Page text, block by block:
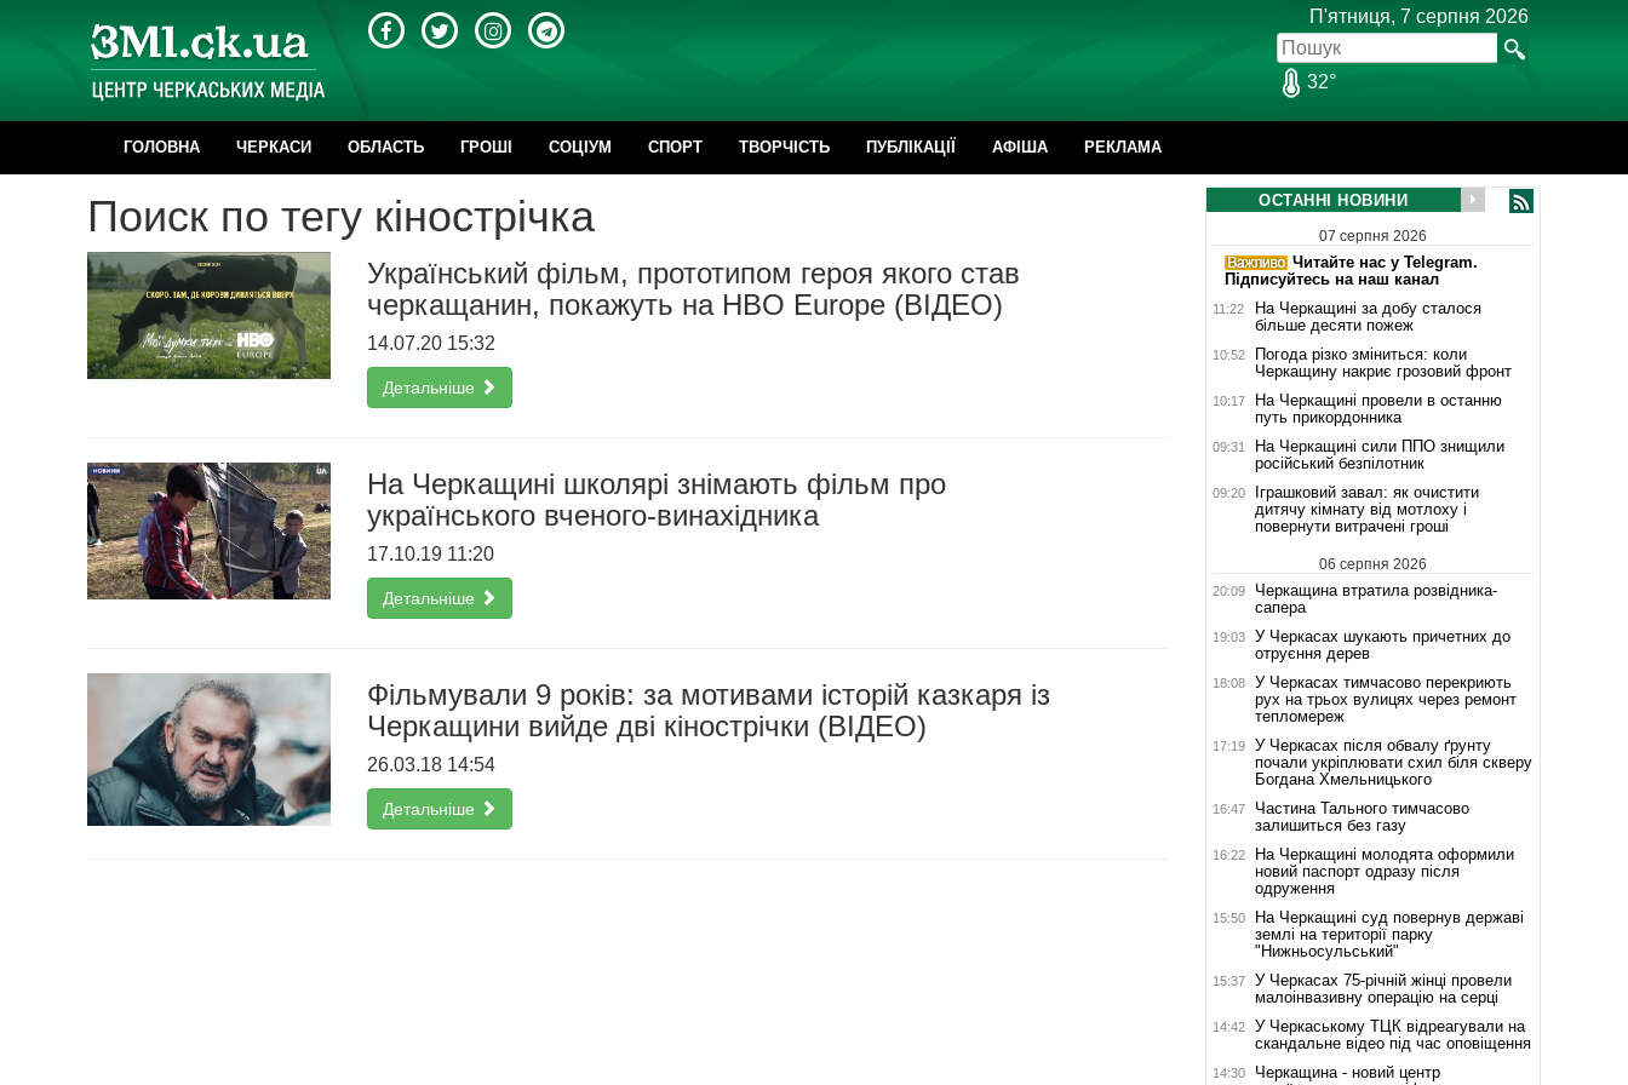
П'ятниця, 7 серпня 2026
32°
ГОЛОВНА ЧЕРКАСИ ОБЛАСТЬ ГРОШІ CОЦІУМ СПОРТ ТВОРЧІСТЬ ПУБЛІКАЦІЇ АФІША РЕКЛАМА
Поиск по тегу кінострічка
Український фільм, прототипом героя якого став
черкащанин, покажуть на HBO Europe (ВІДЕО)
14.07.20 15:32
Детальніше
На Черкащині школярі знімають фільм про
українського вченого-винахідника
17.10.19 11:20
Детальніше
Фільмували 9 років: за мотивами історій казкаря із
Черкащини вийде дві кінострічки (ВІДЕО)
26.03.18 14:54
Детальніше
ОСТАННІ НОВИНИ
07 серпня 2026
Читайте нас у Telegram.
Підписуйтесь на наш канал
11:22
На Черкащині за добу сталося
більше десяти пожеж
10:52
Погода різко зміниться: коли
Черкащину накриє грозовий фронт
10:17
На Черкащині провели в останню
путь прикордонника
09:31
На Черкащині сили ППО знищили
російський безпілотник
09:20
Іграшковий завал: як очистити
дитячу кімнату від мотлоху і
повернути витрачені гроші
06 серпня 2026
20:09
Черкащина втратила розвідника-
сапера
19:03
У Черкасах шукають причетних до
отруєння дерев
18:08
У Черкасах тимчасово перекриють
рух на трьох вулицях через ремонт
тепломереж
17:19
У Черкасах після обвалу ґрунту
почали укріплювати схил біля скверу
Богдана Хмельницького
16:47
Частина Тального тимчасово
залишиться без газу
16:22
На Черкащині молодята оформили
новий паспорт одразу після
одруження
15:50
На Черкащині суд повернув державі
землі на території парку
"Нижньосульський"
15:37
У Черкасах 75-річній жінці провели
малоінвазивну операцію на серці
14:42
У Черкаському ТЦК відреагували на
скандальне відео під час оповіщення
14:30
Черкащина - новий центр